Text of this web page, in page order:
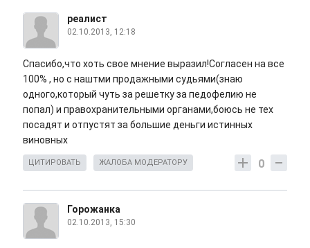
реалист
02.10.2013, 12:18
Спасибо,что хоть свое мнение выразил!Согласен на все
100% , но с наштми продажными судьями(знаю
одного,который чуть за решетку за педофелию не
попал) и правохранительными органами,боюсь не тех
посадят и отпустят за большие деньги истинных
виновных
0
ЦИТИРОВАТЬ ЖАЛОБА МОДЕРАТОРУ
Горожанка
02.10.2013, 15:30